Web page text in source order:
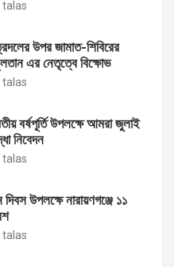
talas
উপর জামাত-শিবিরের
এর নেতৃত্বে বিক্ষোভ
talas
বর্ষপূর্তি উপলক্ষে আমরা জুলাই
নিবেদন
talas
উপলক্ষে নারায়ণগঞ্জে ১১
talas